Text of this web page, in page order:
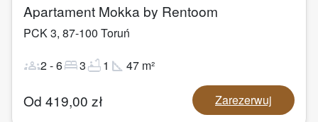
Apartament Mokka by Rentoom
PCK 3, 87-100 Toruń
groups2-6bed3bathtub1 square_foot 47 m²
Od 419,00 zł Zarezerwuj